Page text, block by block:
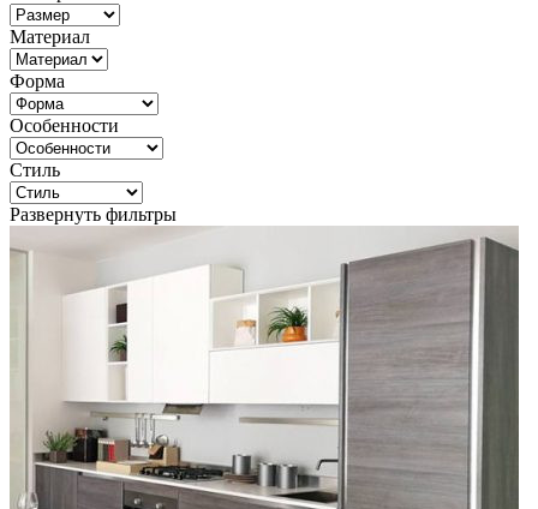
Материал
Форма
Особенности
Стиль
Развернуть фильтры